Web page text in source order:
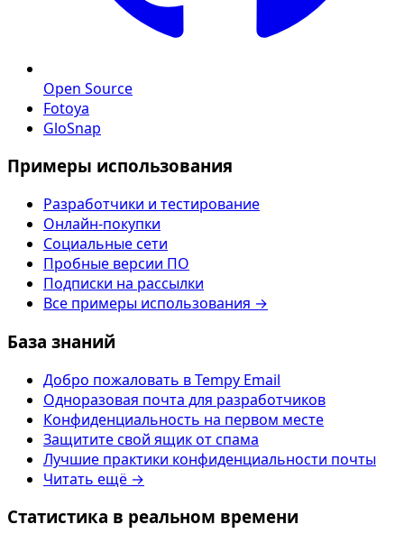
Open Source
Fotoya
GloSnap
Примеры использования
Разработчики и тестирование
Онлайн-покупки
Социальные сети
Пробные версии ПО
Подписки на рассылки
Все примеры использования →
База знаний
Добро пожаловать в Tempy Email
Одноразовая почта для разработчиков
Конфиденциальность на первом месте
Защитите свой ящик от спама
Лучшие практики конфиденциальности почты
Читать ещё →
Статистика в реальном времени